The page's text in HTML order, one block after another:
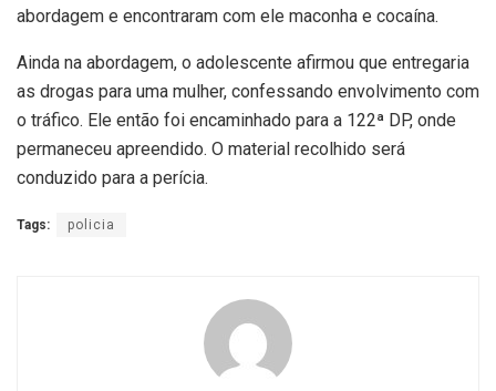
abordagem e encontraram com ele maconha e cocaína.
Ainda na abordagem, o adolescente afirmou que entregaria
as drogas para uma mulher, confessando envolvimento com
o tráfico. Ele então foi encaminhado para a 122ª DP, onde
permaneceu apreendido. O material recolhido será
conduzido para a perícia.
Tags: policia